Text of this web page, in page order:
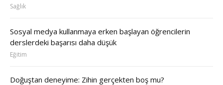
Sağlık
Sosyal medya kullanmaya erken başlayan öğrencilerin
derslerdeki başarısı daha düşük
Eğitim
Doğuştan deneyime: Zihin gerçekten boş mu?